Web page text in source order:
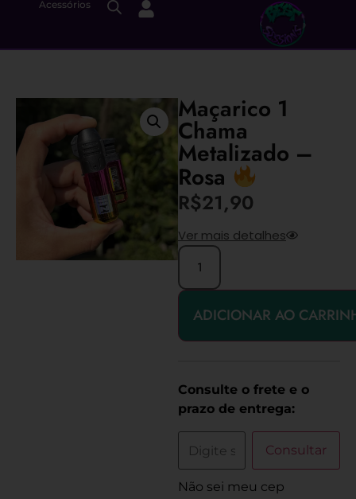
Acessórios
Maçarico 1
Chama
Metalizado –
Rosa
R$21,90
Ver mais detalhes
ADICIONAR AO
Consulte o frete e o
prazo de entrega:
Consultar
Não sei meu cep